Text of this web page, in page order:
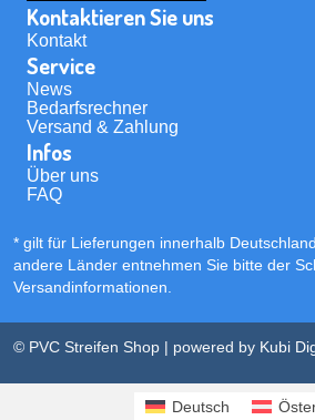
Kontaktieren Sie uns
Kontakt
Service
News
Bedarfsrechner
Versand & Zahlung
Infos
Über uns
FAQ
* gilt für Lieferungen innerhalb
andere Länder entnehmen Sie bitte der
Versandinformationen
© PVC Streifen Shop | powered by Kubi
Deutsch